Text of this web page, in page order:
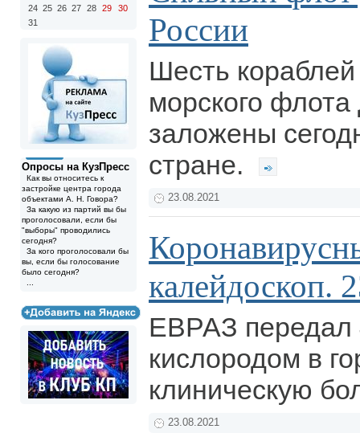
24 25 26 27 28 29
30
31
Опросы на КузПресс
Как вы относитесь к
застройке центра города
объектами А. Н. Говора?
За какую из партий вы бы
проголосовали, если бы
"выборы" проводились
сегодня?
За кого проголосовали бы
вы, если бы голосование
было сегодня?
России
Шесть
морского
заложены
стране.
23.08.2021
калейдоскоп.
ЕВРАЗ передал
кислородом в
клиническую
23.08.2021